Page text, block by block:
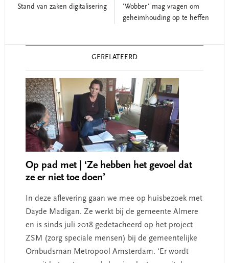
Stand van zaken digitalisering
'Wobber' mag vragen om
geheimhouding op te heffen
GERELATEERD
Op pad met | ‘Ze hebben het gevoel dat
ze er niet toe doen’
In deze aflevering gaan we mee op huisbezoek met
Dayde Madigan. Ze werkt bij de gemeente Almere
en is sinds juli 2018 gedetacheerd op het project
ZSM (zorg speciale mensen) bij de gemeentelijke
Ombudsman Metropool Amsterdam. ‘Er wordt